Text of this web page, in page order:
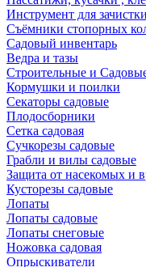
Инструмент для
Съёмники стопорных
Садовый инвентарь
Ведра и тазы
Строительные и
Кормушки и поилки
Секаторы садовые
Плодосборники
Сетка садовая
Сучкорезы садовые
Грабли и вилы садовые
Защита от насекомых и
Кусторезы садовые
Лопаты
Лопаты садовые
Лопаты снеговые
Ножовка садовая
Опрыскиватели